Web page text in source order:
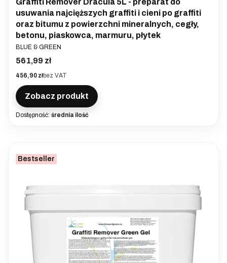
Graffiti Remover Dracula 5L - preparat do
usuwania najcięższych graffiti i cieni po graffiti
oraz bitumu z powierzchni mineralnych, cegły,
betonu, piaskowca, marmuru, płytek
PRODUCENT
BLUE & GREEN
Cena
561,99 zł
Cena
456,90 złbez VAT
Zobacz produkt
Dostępność: średnia ilość
Bestseller